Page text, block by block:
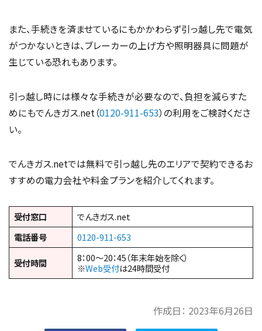
また、手続きを済ませているにもかかわらず引っ越し先で電気
がつかないときは、ブレーカーの上げ方や照明器具に問題が
生じている恐れもあります。
引っ越し時には様々な手続きが必要なので、負担を減らすた
めにもでんきガス.net（0120-911-653）の利用をご検討くださ
い。
でんきガス.netでは無料で引っ越し先のエリアで契約できるお
すすめの電力会社や料金プランを紹介してくれます。
受付窓口
でんきガス.net
電話番号
0120-911-653
受付時間
8：00～20：45（年末年始を除く）
※Web受付は24時間受付
作成日： 2023年6月26日